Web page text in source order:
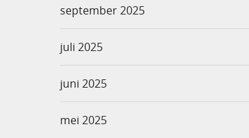
september 2025
juli 2025
juni 2025
mei 2025